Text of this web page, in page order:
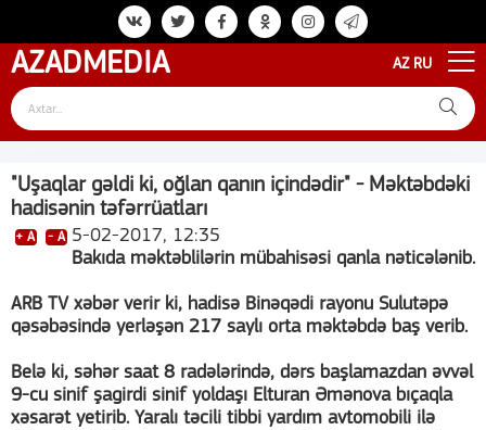
AZADMEDIA AZ RU
"Uşaqlar gəldi ki, oğlan qanın içindədir" - Məktəbdəki
hadisənin təfərrüatları
+ A - A 5-02-2017, 12:35
Bakıda məktəblilərin mübahisəsi qanla nəticələnib.
ARB TV xəbər verir ki, hadisə Binəqədi rayonu Sulutəpə
qəsəbəsində yerləşən 217 saylı orta məktəbdə baş verib.
Belə ki, səhər saat 8 radələrində, dərs başlamazdan əvvəl
9-cu sinif şagirdi sinif yoldaşı Elturan Əmənova bıçaqla
xəsarət yetirib. Yaralı təcili tibbi yardım avtomobili ilə